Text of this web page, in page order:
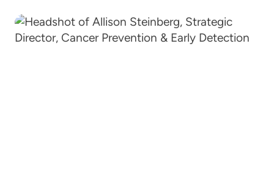
Allison Steinberg, MSN, MPH